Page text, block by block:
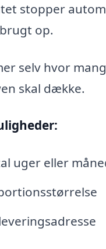
stopper
op.
selv hvor
skal dække.
uger eller